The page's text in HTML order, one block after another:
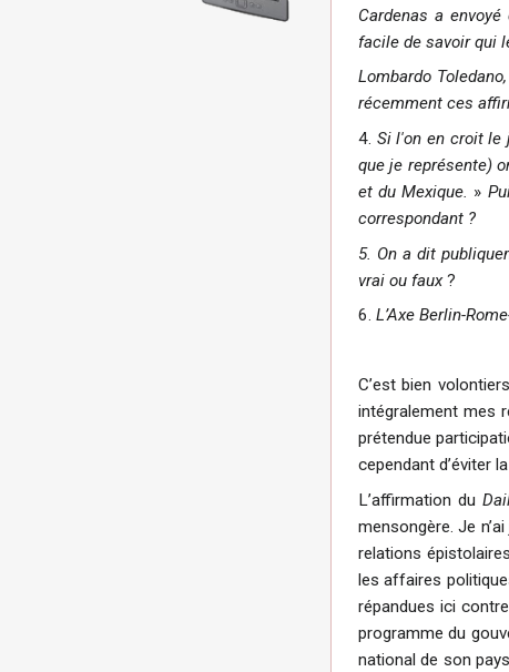
Cardenas a
facile de savoir qui
Lombardo
récemment ces
4. Si l'on en croit le
que je représente)
et du Mexique. »
correspondant ?
5. On a dit
vrai ou faux?
6. L’Axe Berlin-
C’est bien
intégralement mes
prétendue
cependant d’éviter
L’affirmation du
mensongère. Je
relations
les affaires
répandues ici
programme du
national de son